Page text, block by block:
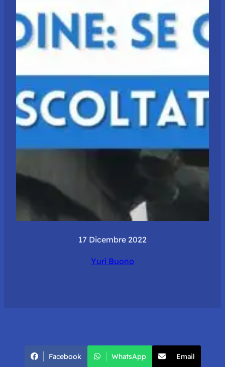
17 Dicembre 2022
Yuri Buono
Facebook WhatsApp Email